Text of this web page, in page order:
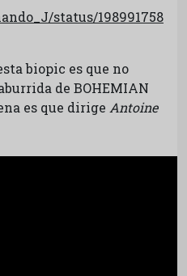
status/198991758
biopic es que no
de BOHEMIAN
es que dirige Antoine